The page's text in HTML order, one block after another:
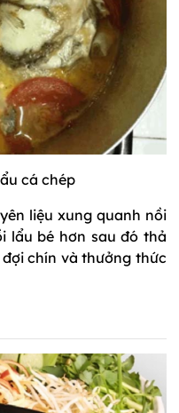
cá chép
liệu xung quanh nồi
lẩu bé hơn sau đó thả
chín và thưởng thức